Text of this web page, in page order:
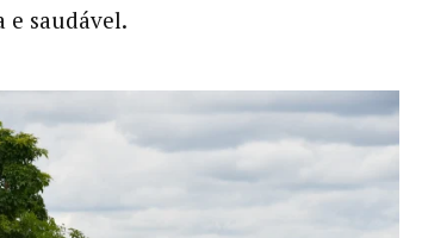
e saudável.